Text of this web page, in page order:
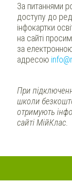
За питаннями
доступу до
інфокартки
на сайті
за
адресою
При
школи
отримують
сайті МійКлас.